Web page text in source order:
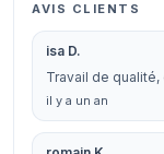
AVIS CLIENTS
isa D.
Travail de
il y a un an